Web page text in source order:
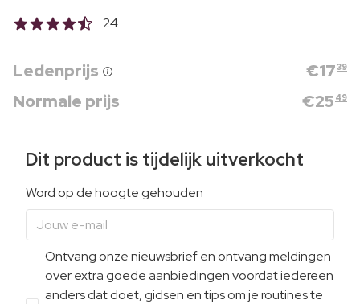
24
Ledenprijs €1739
Normale prijs €25 49
Dit product is tijdelijk uitverkocht
Word op de hoogte gehouden
Ontvang onze nieuwsbrief en ontvang meldingen
over extra goede aanbiedingen voordat iedereen
anders dat doet, gidsen en tips om je routines te